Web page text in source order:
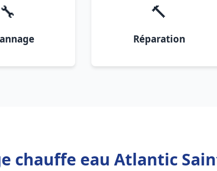
🔧 🔨
Réparation
chauffe eau Atlantic